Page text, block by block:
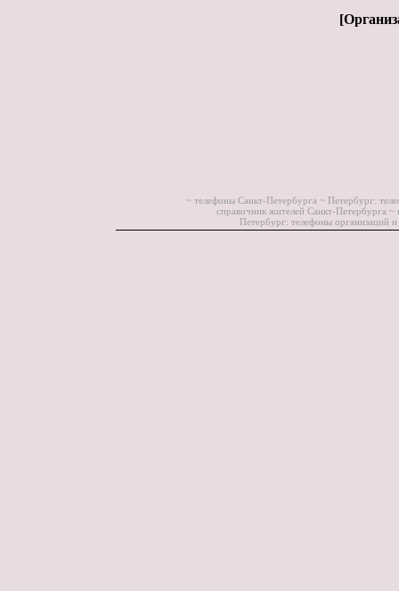
[
~ телефоны Санкт-Петербурга ~ Петербург:
справочник жителей Санкт-Петербурга ~
Петербург: телефоны организаций